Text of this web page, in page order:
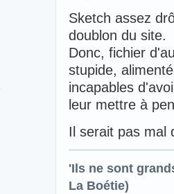
Sketch assez
doublon du site.
Donc, fichier
stupide,
incapables
leur mettre à
Il serait pas mal
'Ils ne sont
La Boétie)